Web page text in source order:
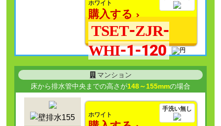
ホワイト
購入する
TSET-ZJR-
WHI-1-120
マンション
床から排水管中央までの高さが148～155mmの場合
手洗い無し
ホワイト